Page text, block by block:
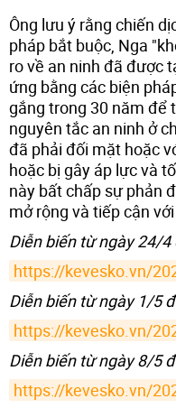
Ông lưu ý rằng chiến
pháp bắt buộc, Nga
ro về an ninh đã được
ứng bằng các biện
gắng trong 30 năm để
nguyên tắc an ninh ở
đã phải đối mặt hoặc
hoặc bị gây áp lực và
này bất chấp sự phản
mở rộng và tiếp cận
Diễn biến từ ngày 24/
https://kevesko.vn/
Diễn biến từ ngày 1/5
https://kevesko.vn/
Diễn biến từ ngày 8/5
https://kevesko.vn/